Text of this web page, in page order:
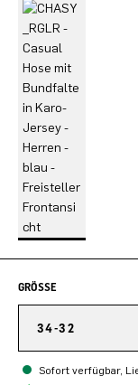
GRÖSSE
34-32
Sofort verfügbar,